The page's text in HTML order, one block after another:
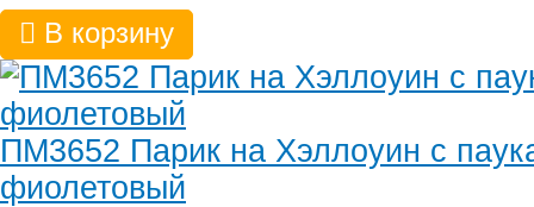
В корзину
ПМ3652 Парик на Хэллоуин с
фиолетовый